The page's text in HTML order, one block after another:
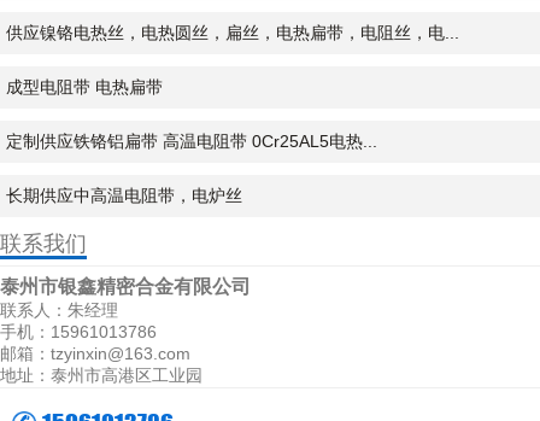
供应镍铬电热丝，电热圆丝，扁丝，电热扁带，电阻丝，电...
成型电阻带 电热扁带
定制供应铁铬铝扁带 高温电阻带 0Cr25AL5电热...
长期供应中高温电阻带，电炉丝
联系我们
泰州市银鑫精密合金有限公司
联系人：朱经理
手机：15961013786
邮箱：tzyinxin@163.com
地址：泰州市高港区工业园